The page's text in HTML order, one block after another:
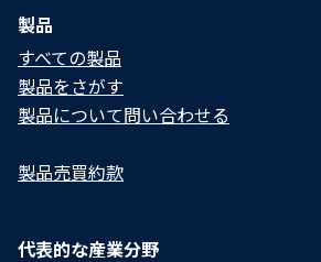
製品
すべての製品
製品をさがす
製品について問い合わせる​
製品売買約款
代表的な産業分野